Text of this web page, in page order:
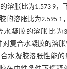
溶胀比为1.573 9，
的溶胀比为2.595 1
凝胶的溶胀比为
对复合水凝胶的溶胀
水凝胶溶胀性能的